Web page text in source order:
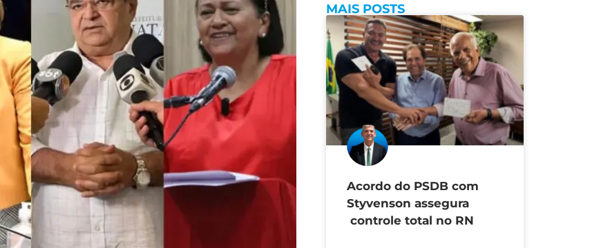
MAIS POSTS
Acordo do PSDB com
Styvenson assegura
controle total no RN